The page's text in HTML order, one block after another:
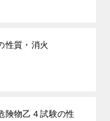
性質・消火
険物乙４試験の性